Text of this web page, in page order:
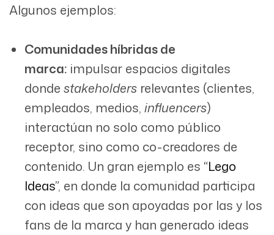
Algunos ejemplos:
Comunidades híbridas de
marca: impulsar espacios digitales
donde stakeholders relevantes (clientes,
empleados, medios, influencers)
interactúan no solo como público
receptor, sino como co-creadores de
contenido. Un gran ejemplo es “Lego
Ideas”, en donde la comunidad participa
con ideas que son apoyadas por las y los
fans de la marca y han generado ideas